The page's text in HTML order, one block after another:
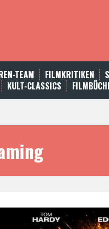
TEAM FILMKRITIKEN
KULT-CLASSICS